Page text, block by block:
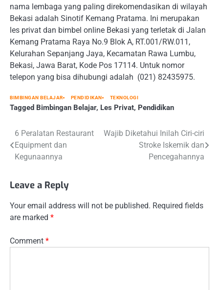
nama lembaga yang paling direkomendasikan di wilayah
Bekasi adalah Sinotif Kemang Pratama. Ini merupakan
les privat dan bimbel online Bekasi yang terletak di Jalan
Kemang Pratama Raya No.9 Blok A, RT.001/RW.011,
Kelurahan Sepanjang Jaya, Kecamatan Rawa Lumbu,
Bekasi, Jawa Barat, Kode Pos 17114. Untuk nomor
telepon yang bisa dihubungi adalah (021) 82435975.
BIMBINGAN BELAJAR PENDIDIKAN TEKNOLOGI
Tagged Bimbingan Belajar, Les Privat, Pendidikan
Post
navigation
6 Peralatan Restaurant
Equipment dan
Kegunaannya
Wajib Diketahui Inilah Ciri-ciri
Stroke Iskemik dan
Pencegahannya
Leave a Reply
Your email address will not be published. Required fields
are marked *
Comment *